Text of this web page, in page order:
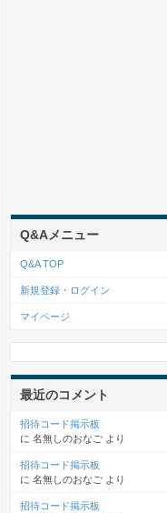
Q&Aメニュー
Q&A TOP
新規登録・ログイン
マイページ
最近のコメント
招待コード掲示板
に 名無しのおなご より
招待コード掲示板
に 名無しのおなご より
招待コード掲示板